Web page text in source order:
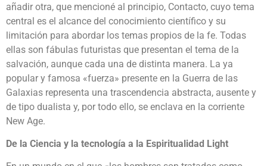
añadir otra, que mencioné al principio, Contacto, cuyo tema
central es el alcance del conocimiento científico y su
limitación para abordar los temas propios de la fe. Todas
ellas son fábulas futuristas que presentan el tema de la
salvación, aunque cada una de distinta manera. La ya
popular y famosa «fuerza» presente en la Guerra de las
Galaxias representa una trascendencia abstracta, ausente y
de tipo dualista y, por todo ello, se enclava en la corriente
New Age.
De la Ciencia y la tecnología a la Espiritualidad Light